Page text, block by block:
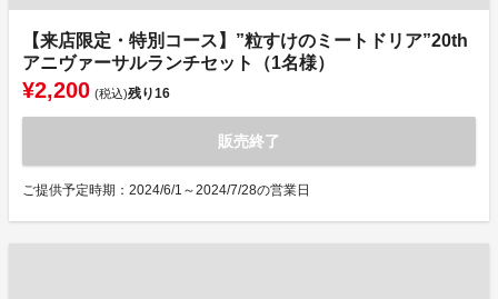
【来店限定・特別コース】”粒すけのミートドリア”20th
アニヴァーサルランチセット（1名様）
¥2,200 (税込)残り16
販売終了
ご提供予定時期：2024/6/1～2024/7/28の営業日